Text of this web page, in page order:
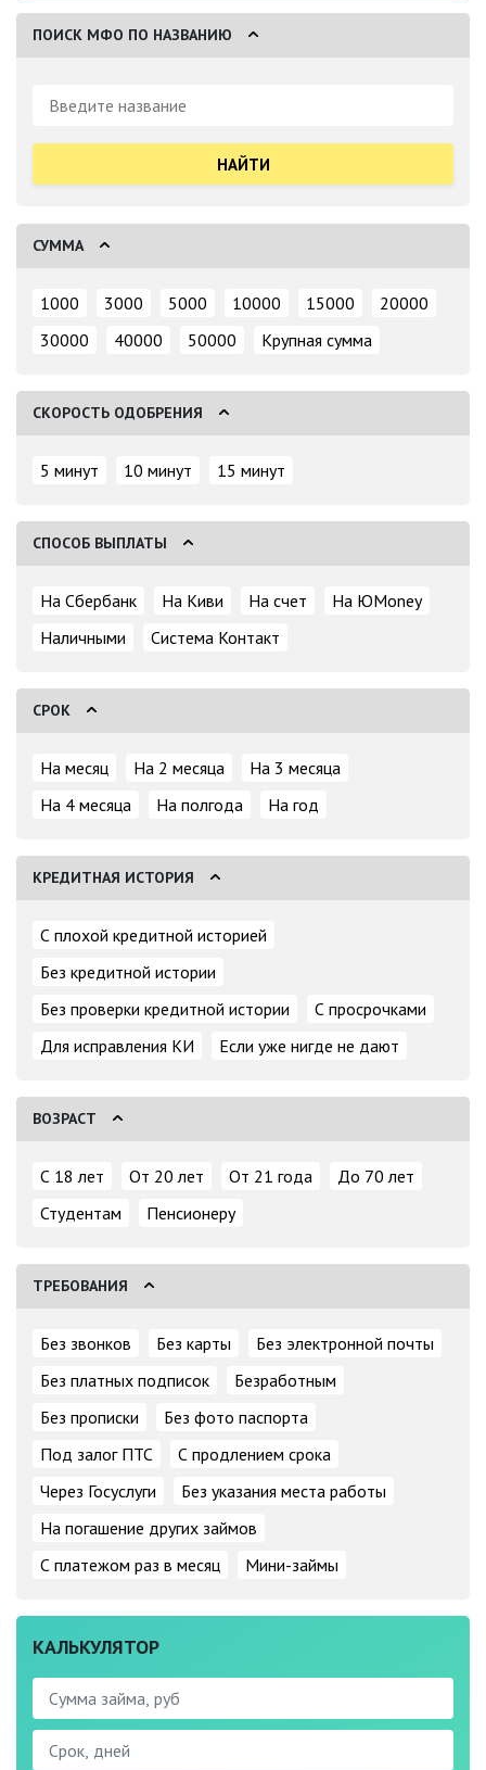
ПОИСК МФО ПО НАЗВАНИЮ
Поиск:
СУММА
1000 3000 5000 10000 15000
20000
30000
40000 50000 Крупная сумма
СКОРОСТЬ ОДОБРЕНИЯ
5 минут 10 минут 15 минут
СПОСОБ ВЫПЛАТЫ
На Сбербанк На Киви На счет
На ЮMoney
Наличными
Система Контакт
СРОК
На месяц На 2 месяца
На 3 месяца
На 4 месяца
На полгода На год
КРЕДИТНАЯ ИСТОРИЯ
С плохой кредитной историей
Без кредитной истории
Без проверки кредитной истории
С просрочками
Для исправления КИ
Если уже нигде не дают
ВОЗРАСТ
С 18 лет От 20 лет От 21 года
До 70 лет
Студентам
Пенсионеру
ТРЕБОВАНИЯ
Без звонков Без карты
Без электронной почты
Без платных подписок
Безработным
Без прописки
Без фото паспорта
Под залог ПТС
С продлением срока
Через Госуслуги
Без указания места работы
На погашение других займов
С платежом раз в месяц
Мини-займы
КАЛЬКУЛЯТОР